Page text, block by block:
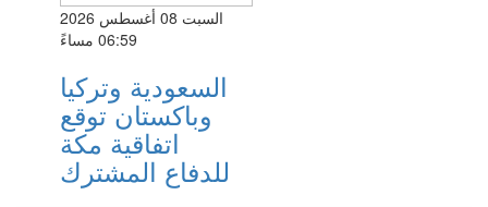
السبت 08 أغسطس 2026
06:59 مساءً
السعودية وتركيا
وباكستان توقع
اتفاقية مكة
للدفاع المشترك